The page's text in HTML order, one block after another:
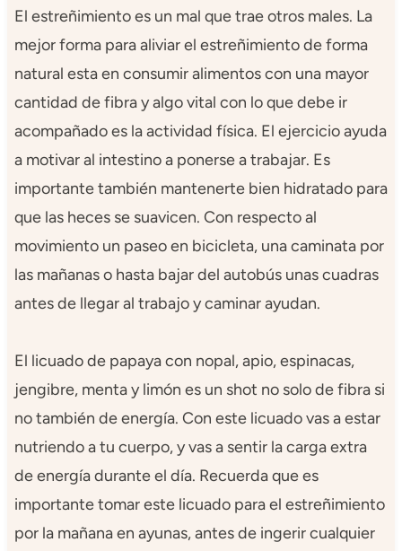
El estreñimiento es un mal que trae otros males. La
mejor forma para aliviar el estreñimiento de forma
natural esta en consumir alimentos con una mayor
cantidad de fibra y algo vital con lo que debe ir
acompañado es la actividad física. El ejercicio ayuda
a motivar al intestino a ponerse a trabajar. Es
importante también mantenerte bien hidratado para
que las heces se suavicen. Con respecto al
movimiento un paseo en bicicleta, una caminata por
las mañanas o hasta bajar del autobús unas cuadras
antes de llegar al trabajo y caminar ayudan.
El licuado de papaya con nopal, apio, espinacas,
jengibre, menta y limón es un shot no solo de fibra si
no también de energía. Con este licuado vas a estar
nutriendo a tu cuerpo, y vas a sentir la carga extra
de energía durante el día. Recuerda que es
importante tomar este licuado para el estreñimiento
por la mañana en ayunas, antes de ingerir cualquier